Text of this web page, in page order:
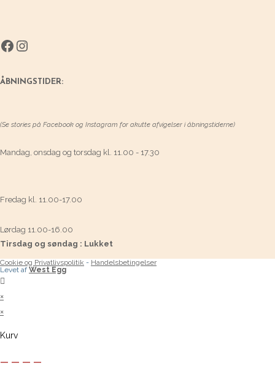
Facebook
Instagram
ÅBNINGSTIDER:
(Se stories på Facebook og Instagram for akutte afvigelser i åbningstiderne)
Mandag, onsdag og torsdag kl. 11.00 - 17.30
Fredag kl. 11.00-17.00
Lørdag 11.00-16.00
Tirsdag og søndag : Lukket
Cookie og Privatlivspolitik - Handelsbetingelser
Levet af West Egg
×
×
Kurv